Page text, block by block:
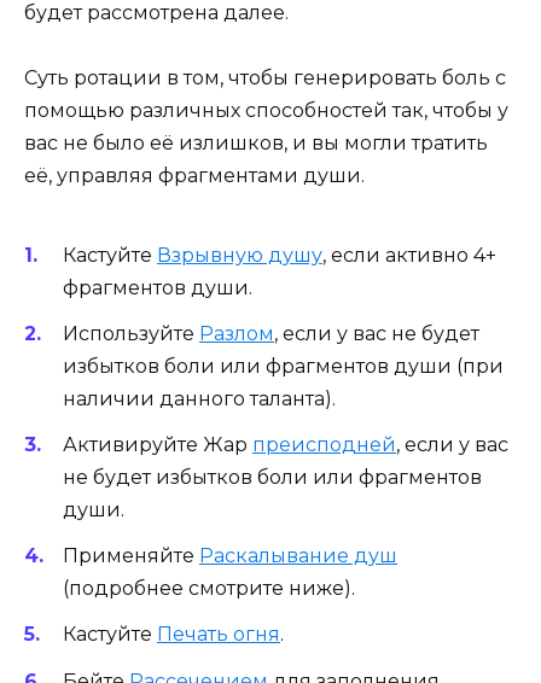
будет рассмотрена далее.
Суть ротации в том, чтобы генерировать боль с
помощью различных способностей так, чтобы у
вас не было её излишков, и вы могли тратить
её, управляя фрагментами души.
Кастуйте Взрывную душу, если активно 4+
фрагментов души.
Используйте Разлом, если у вас не будет
избытков боли или фрагментов души (при
наличии данного таланта).
Активируйте Жар преисподней, если у вас
не будет избытков боли или фрагментов
души.
Применяйте Раскалывание душ
(подробнее смотрите ниже).
Кастуйте Печать огня.